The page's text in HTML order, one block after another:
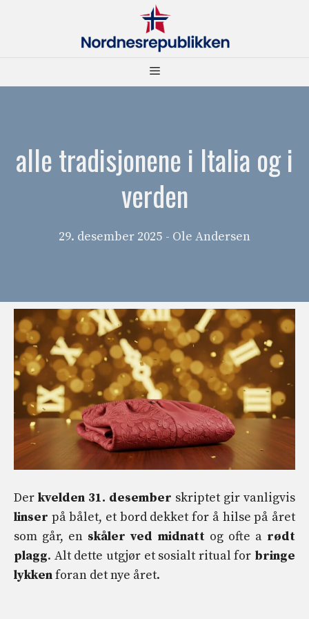
Meny
alle tradisjonene i Italia og i
verden
29. desember 2025 - Ole Andersen
Der kvelden 31. desember skriptet gir vanligvis
linser på bålet, et bord dekket for å hilse på året
som går, en skåler ved midnattog ofte a rødt
plagg. Alt dette utgjør et sosialt ritual for bringe
lykkenforan det nye året.